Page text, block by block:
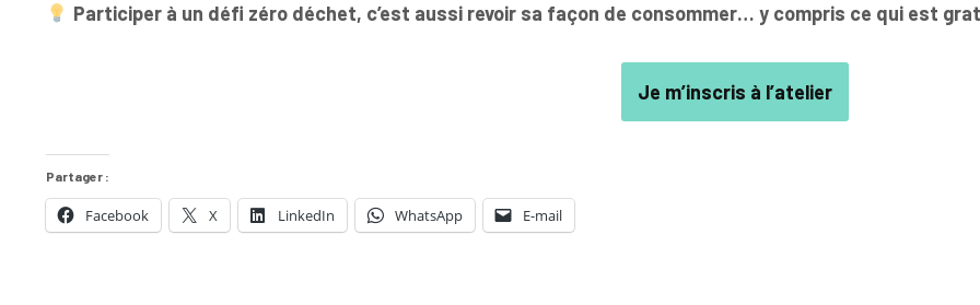
Participer à un défi zéro déchet, c’est aussi revoir sa façon de consommer… y compris ce qui est
Je m’inscris à l’atelier
Partager :
Facebook X LinkedIn WhatsApp E-mail